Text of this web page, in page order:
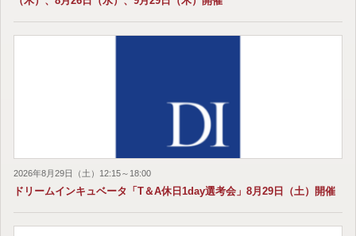
2026年8月29日（土）12:15～18:00
ドリームインキュベータ「T＆A休日1day選考会」8月29日（土）開催